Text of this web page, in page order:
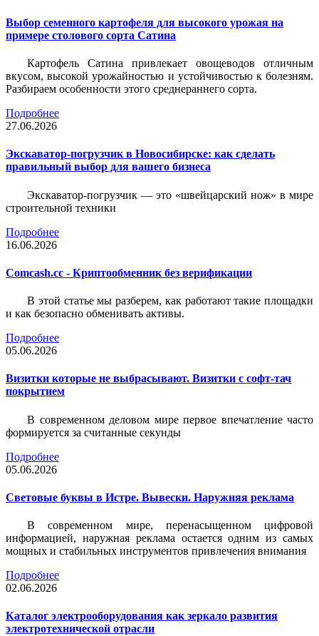
Выбор семенного картофеля для высокого урожая на
примере столового сорта Сатина
Картофель Сатина привлекает овощеводов отличным
вкусом, высокой урожайностью и устойчивостью к болезням.
Разбираем особенности этого среднераннего сорта.
Подробнее
27.06.2026
Экскаватор-погрузчик в Новосибирске: как сделать
правильный выбор для вашего бизнеса
Экскаватор-погрузчик — это «швейцарский нож» в мире
строительной техники
Подробнее
16.06.2026
Comcash.cc - Криптообменник без верификации
В этой статье мы разберем, как работают такие площадки
и как безопасно обменивать активы.
Подробнее
05.06.2026
Визитки которые не выбрасывают. Визитки с софт-тач
покрытием
В современном деловом мире первое впечатление часто
формируется за считанные секунды
Подробнее
05.06.2026
Световые буквы в Истре. Вывески. Наружняя реклама
В современном мире, перенасыщенном цифровой
информацией, наружная реклама остается одним из самых
мощных и стабильных инструментов привлечения внимания
Подробнее
02.06.2026
Каталог электрооборудования как зеркало развития
электротехнической отрасли